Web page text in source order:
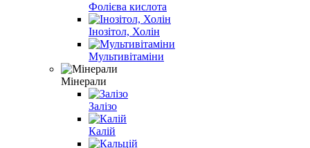
Фолієва кислота
Інозітол, Холін
Мультивітаміни
Мінерали
Залізо
Калій